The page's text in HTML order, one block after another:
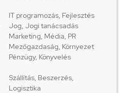
IT programozás, Fejlesztés
Jog, Jogi tanácsadás
Marketing, Média, PR
Mezőgazdaság, Környezet
Pénzügy, Könyvelés
Szállítás, Beszerzés,
Logisztika